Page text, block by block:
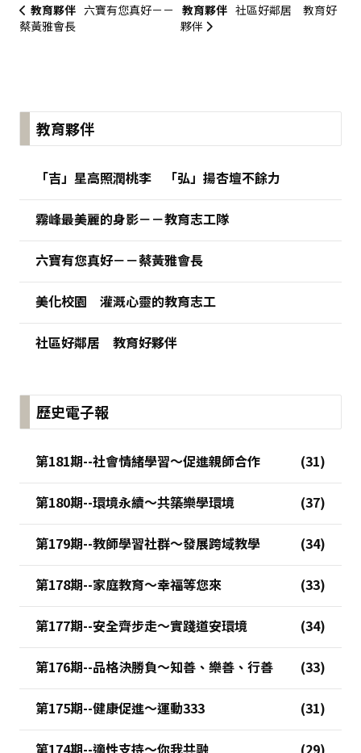
教育夥伴 六寶有您真好－－
蔡黃雅會長
教育夥伴 社區好鄰居 教育好
夥伴
:::教育夥伴
「吉」星高照潤桃李 「弘」揚杏壇不餘力
霧峰最美麗的身影－－教育志工隊
六寶有您真好－－蔡黃雅會長
美化校園 灌溉心靈的教育志工
社區好鄰居 教育好夥伴
歷史電子報
第181期--社會情緒學習～促進親師合作
第180期--環境永續～共築樂學環境
第179期--教師學習社群～發展跨域教學
第178期--家庭教育～幸福等您來
第177期--安全齊步走～實踐道安環境
第176期--品格決勝負～知善、樂善、行善
第175期--健康促進～運動333
第174期--適性支持～你我共融